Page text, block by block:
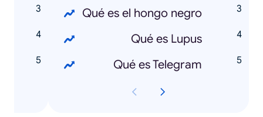
Qué es el hongo negro
Qué es Lupus
Qué es Telegram